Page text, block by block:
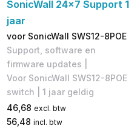
SonicWall 24x7 Support 1
jaar
voor SonicWall SWS12-8POE
Support, software en
firmware updates |
Voor SonicWall SWS12-8POE
switch | 1 jaar geldig
46,68 excl. btw
56,48 incl. btw